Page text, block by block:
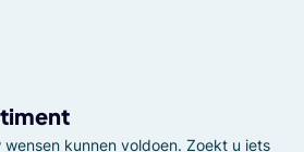
kunnen voldoen. Zoekt u iets